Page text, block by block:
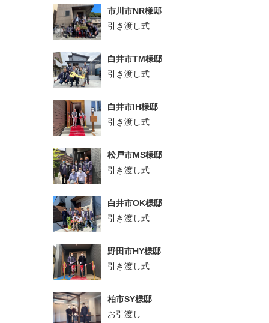
市川市NR様邸
引き渡し式
白井市TM様邸
引き渡し式
白井市IH様邸
引き渡し式
松戸市MS様邸
引き渡し式
白井市OK様邸
引き渡し式
野田市HY様邸
引き渡し式
柏市SY様邸
お引渡し